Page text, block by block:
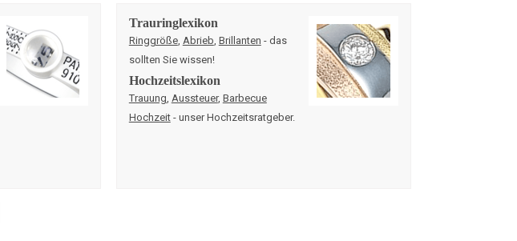
Trauringlexikon
Ringgröße, Abrieb Brillanten - das
sollten Sie wissen!
Hochzeitslexikon
Trauung Aussteuer, Barbecue
Hochzeit- unser Hochzeitsratgeber.